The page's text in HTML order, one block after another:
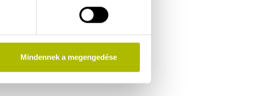
Mindennek a megengedése